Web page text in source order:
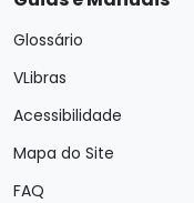
Glossário
VLibras
Acessibilidade
Mapa do Site
FAQ